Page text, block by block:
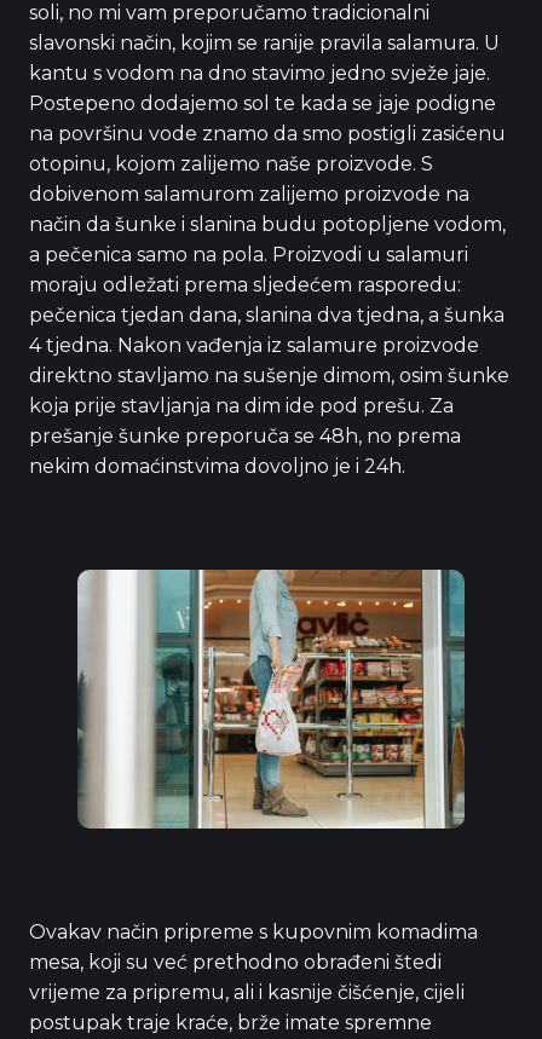
soli, no mi vam preporučamo tradicionalni
slavonski način, kojim se ranije pravila salamura. U
kantu s vodom na dno stavimo jedno svježe jaje.
Postepeno dodajemo sol te kada se jaje podigne
na površinu vode znamo da smo postigli zasićenu
otopinu, kojom zalijemo naše proizvode. S
dobivenom salamurom zalijemo proizvode na
način da šunke i slanina budu potopljene vodom,
a pečenica samo na pola. Proizvodi u salamuri
moraju odležati prema sljedećem rasporedu:
pečenica tjedan dana, slanina dva tjedna, a šunka
4 tjedna. Nakon vađenja iz salamure proizvode
direktno stavljamo na sušenje dimom, osim šunke
koja prije stavljanja na dim ide pod prešu. Za
prešanje šunke preporuča se 48h, no prema
nekim domaćinstvima dovoljno je i 24h.
Ovakav način pripreme s kupovnim komadima
mesa, koji su već prethodno obrađeni štedi
vrijeme za pripremu, ali i kasnije čišćenje, cijeli
postupak traje kraće, brže imate spremne